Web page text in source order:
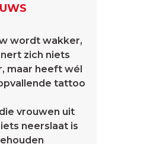
wordt wakker,
zich niets
maar heeft wél
tattoo
vrouwen uit
neerslaat is